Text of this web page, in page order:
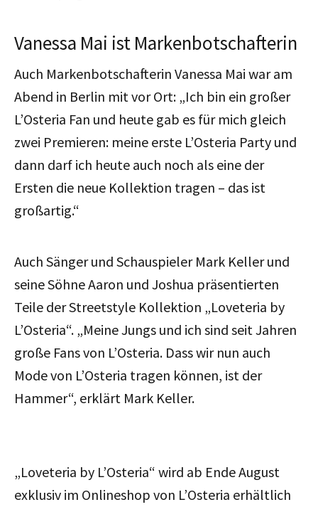
Vanessa Mai ist Markenbotschafterin
Auch Markenbotschafterin Vanessa Mai war am
Abend in Berlin mit vor Ort: „Ich bin ein großer
L’Osteria Fan und heute gab es für mich gleich
zwei Premieren: meine erste L’Osteria Party und
dann darf ich heute auch noch als eine der
Ersten die neue Kollektion tragen – das ist
großartig.“
Auch Sänger und Schauspieler Mark Keller und
seine Söhne Aaron und Joshua präsentierten
Teile der Streetstyle Kollektion „Loveteria by
L’Osteria“. „Meine Jungs und ich sind seit Jahren
große Fans von L’Osteria. Dass wir nun auch
Mode von L’Osteria tragen können, ist der
Hammer“, erklärt Mark Keller.
„Loveteria by L’Osteria“ wird ab Ende August
exklusiv im Onlineshop von L’Osteria erhältlich